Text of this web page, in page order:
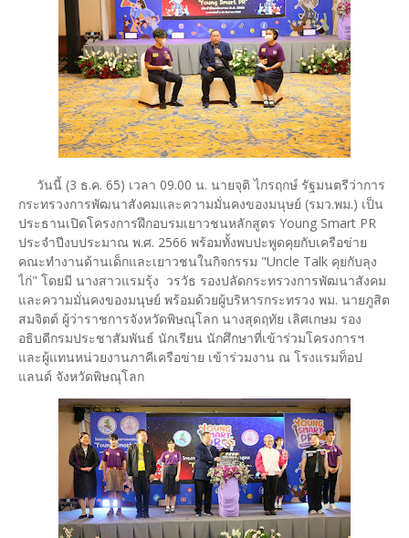
วันนี้ (3 ธ.ค. 65) เวลา 09.00 น. นายจุติ ไกรฤกษ์ รัฐมนตรีว่าการ
กระทรวงการพัฒนาสังคมและความมั่นคงของมนุษย์ (รมว.พม.) เป็น
ประธานเปิดโครงการฝึกอบรมเยาวชนหลักสูตร Young Smart PR
ประจำปีงบประมาณ พ.ศ. 2566 พร้อมทั้งพบปะพูดคุยกับเครือข่าย
คณะทำงานด้านเด็กและเยาวชนในกิจกรรม "Uncle Talk คุยกับลุง
ไก่" โดยมี นางสาวแรมรุ้ง วรวัธ รองปลัดกระทรวงการพัฒนาสังคม
และความมั่นคงของมนุษย์ พร้อมด้วยผู้บริหารกระทรวง พม. นายภูสิต
สมจิตต์ ผู้ว่าราชการจังหวัดพิษณุโลก นางสุดฤทัย เลิศเกษม รอง
อธิบดีกรมประชาสัมพันธ์ นักเรียน นักศึกษาที่เข้าร่วมโครงการฯ
และผู้แทนหน่วยงานภาคีเครือข่าย เข้าร่วมงาน ณ โรงแรมท็อป
แลนด์ จังหวัดพิษณุโลก